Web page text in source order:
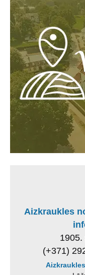
Aizkraukles
1905.
(+371)